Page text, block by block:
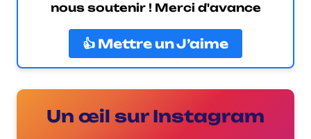
nous soutenir ! Merci d'avance
👍 Mettre un J’aime
Un œil sur Instagram